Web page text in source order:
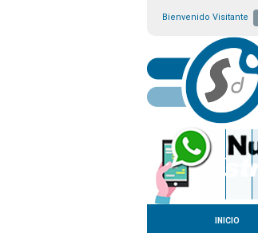
Bienvenido Visitante
INICIO